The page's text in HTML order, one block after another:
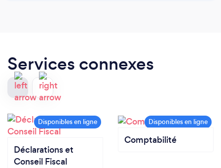
Services connexes
Déclarations et
Conseil Fiscal
Comptabilité